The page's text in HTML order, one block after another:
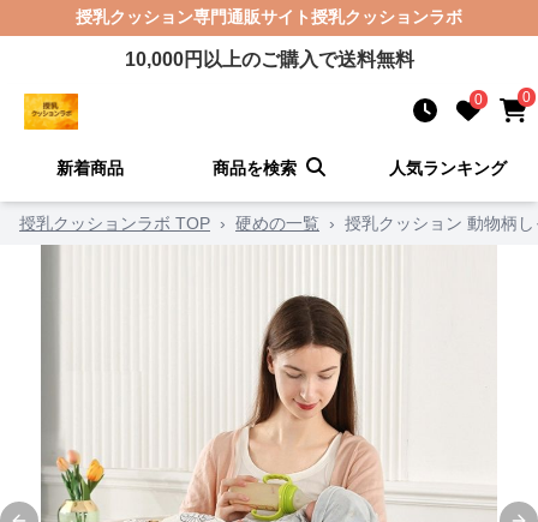
授乳クッション専門通販サイト授乳クッションラボ
10,000円以上のご購入で送料無料
0 0
新着商品 商品を検索 人気ランキング
授乳クッションラボ TOP › 硬めの一覧 › 授乳クッション 動物柄